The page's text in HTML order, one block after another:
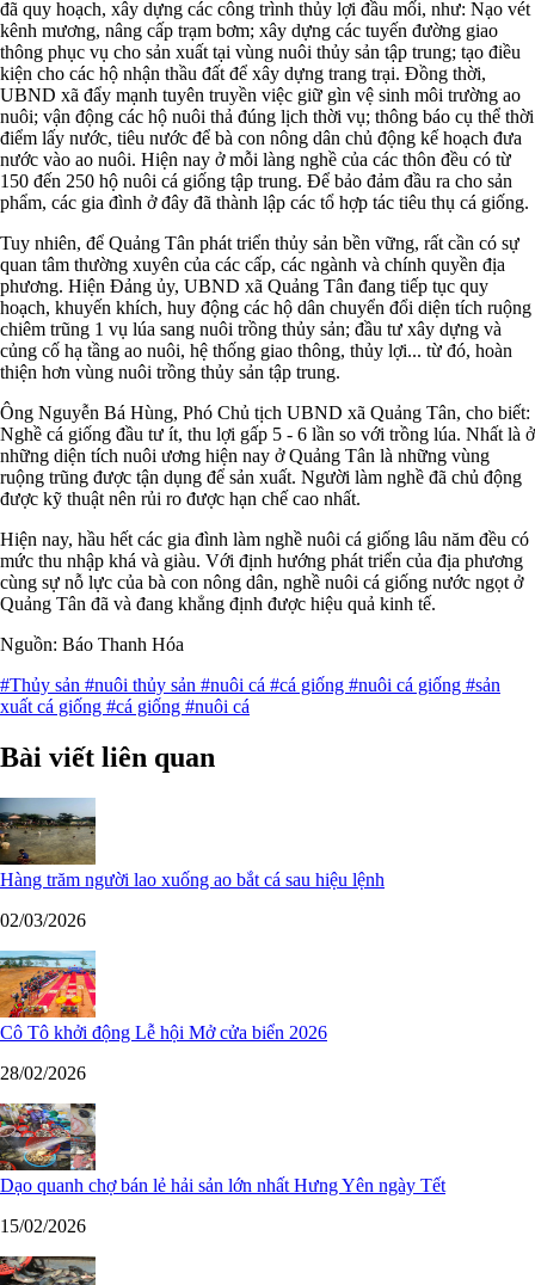
đã quy hoạch, xây dựng các công trình thủy lợi đầu mối, như: Nạo vét
kênh mương, nâng cấp trạm bơm; xây dựng các tuyến đường giao
thông phục vụ cho sản xuất tại vùng nuôi thủy sản tập trung; tạo điều
kiện cho các hộ nhận thầu đất để xây dựng trang trại. Đồng thời,
UBND xã đẩy mạnh tuyên truyền việc giữ gìn vệ sinh môi trường ao
nuôi; vận động các hộ nuôi thả đúng lịch thời vụ; thông báo cụ thể thời
điểm lấy nước, tiêu nước để bà con nông dân chủ động kế hoạch đưa
nước vào ao nuôi. Hiện nay ở mỗi làng nghề của các thôn đều có từ
150 đến 250 hộ nuôi cá giống tập trung. Để bảo đảm đầu ra cho sản
phẩm, các gia đình ở đây đã thành lập các tổ hợp tác tiêu thụ cá giống.
Tuy nhiên, để Quảng Tân phát triển thủy sản bền vững, rất cần có sự
quan tâm thường xuyên của các cấp, các ngành và chính quyền địa
phương. Hiện Đảng ủy, UBND xã Quảng Tân đang tiếp tục quy
hoạch, khuyến khích, huy động các hộ dân chuyển đổi diện tích ruộng
chiêm trũng 1 vụ lúa sang nuôi trồng thủy sản; đầu tư xây dựng và
củng cố hạ tầng ao nuôi, hệ thống giao thông, thủy lợi... từ đó, hoàn
thiện hơn vùng nuôi trồng thủy sản tập trung.
Ông Nguyễn Bá Hùng, Phó Chủ tịch UBND xã Quảng Tân, cho biết:
Nghề cá giống đầu tư ít, thu lợi gấp 5 - 6 lần so với trồng lúa. Nhất là ở
những diện tích nuôi ương hiện nay ở Quảng Tân là những vùng
ruộng trũng được tận dụng để sản xuất. Người làm nghề đã chủ động
được kỹ thuật nên rủi ro được hạn chế cao nhất.
Hiện nay, hầu hết các gia đình làm nghề nuôi cá giống lâu năm đều có
mức thu nhập khá và giàu. Với định hướng phát triển của địa phương
cùng sự nỗ lực của bà con nông dân, nghề nuôi cá giống nước ngọt ở
Quảng Tân đã và đang khẳng định được hiệu quả kinh tế.
Nguồn: Báo Thanh Hóa
#Thủy sản #nuôi thủy sản #nuôi cá #cá giống #nuôi cá giống #sản
xuất cá giống #cá giống #nuôi cá
Bài viết liên quan
Hàng trăm người lao xuống ao bắt cá sau hiệu lệnh
02/03/2026
Cô Tô khởi động Lễ hội Mở cửa biển 2026
28/02/2026
Dạo quanh chợ bán lẻ hải sản lớn nhất Hưng Yên ngày Tết
15/02/2026